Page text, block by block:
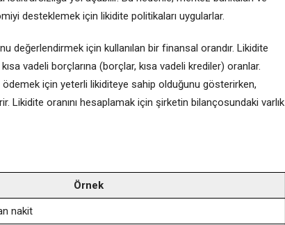
desteklemek için likidite politikaları uygularlar.
değerlendirmek için kullanılan bir finansal orandır. Likidite
vadeli borçlarına (borçlar, kısa vadeli krediler) oranlar.
ödemek için yeterli likiditeye sahip olduğunu gösterirken,
Likidite oranını hesaplamak için şirketin bilançosundaki varlık
Örnek
nakit